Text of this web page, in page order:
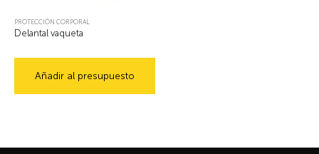
PROTECCIÓN CORPORAL
Delantal vaqueta
Añadir al presupuesto